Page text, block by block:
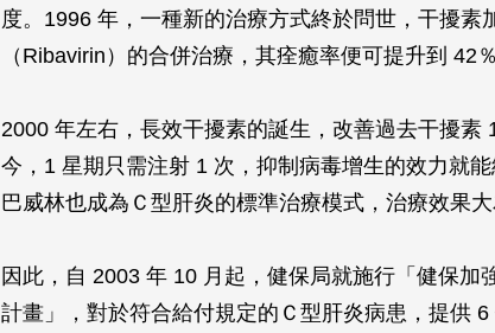
度。1996 年，一種新的治療方式終於問世，干擾素
（Ribavirin）的合併治療，其痊癒率便可提升到 42％
2000 年左右，長效干擾素的誕生，改善過去干擾素
今，1 星期只需注射 1 次，抑制病毒增生的效力就
巴威林也成為Ｃ型肝炎的標準治療模式，治療效果大
因此，自 2003 年 10 月起，健保局就施行「健保加
計畫」，對於符合給付規定的Ｃ型肝炎病患，提供